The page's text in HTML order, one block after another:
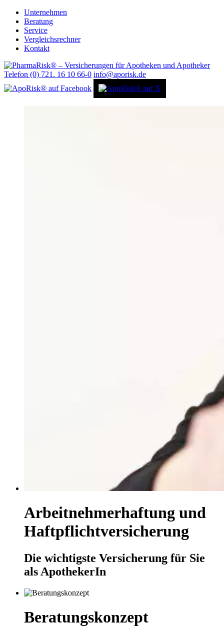
Unternehmen
Beratung
Service
Vergleichsrechner
Kontakt
Telefon (0) 721. 16 10 66-0 info@aporisk.de
Arbeitnehmerhaftung und
Haftpflichtversicherung
Die wichtigste Versicherung für Sie
als ApothekerIn
Beratungskonzept